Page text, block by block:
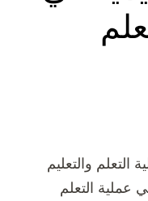
التعلم والتعليم
عملية التعلم